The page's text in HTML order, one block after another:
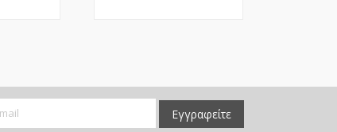
Εγγραφείτε